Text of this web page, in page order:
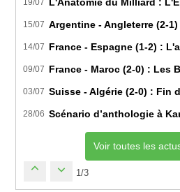
19/07
15/07 Argentine - Angleterre (2-
14/07 France - Espagne (1-2) :
09/07 France - Maroc (2-0) : Les
03/07 Suisse - Algérie (2-0) : Fin
28/06 Scénario d’anthologie à
Voir toutes les
1/3